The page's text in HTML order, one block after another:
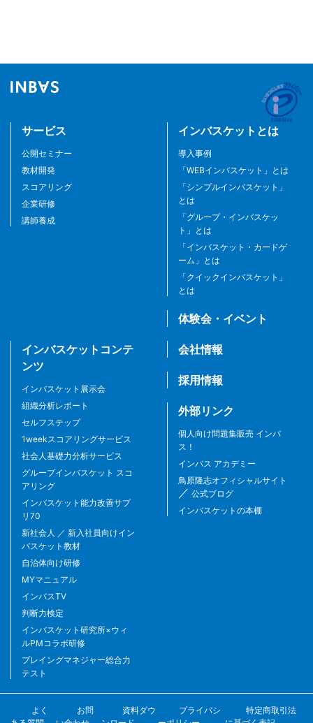
サービス
公開セミナー
教材開発
スコアリング
企業研修
講師養成
インバスケットとは
導入事例
「WEBインバスケット」とは
「シンプルインバスケット」
とは
「グループ・インバスケッ
ト」とは
「インバスケット・カードゲ
ーム」とは
「クイックインバスケット」
とは
体験会・イベント
インバスケットコンテ
ンツ
インバスケット展示会
組織分析レポート
セルフステップ
1weekスコアリングサービス
社会人基礎力分析サービス
グループインバスケット スコ
アリング
インバスケット能力改善サプ
リ70
新社会人 ／ 新入社員向けイン
バスケット教材
自治体向け研修
MYマニュアル
インバスTV
判断力検定
インバスケット研究所×ウィ
ルPMコラボ研修
プレイングマネジャー総合力
テスト
会社情報
採用情報
外部リンク
個人向け問題集販売 インバ
ス！
インバス アカデミー
鳥原隆志オフィシャルサイト
／ 公式ブログ
インバスケットの本棚
よく
お問
資料ダウ
プライバシ
特定商取引法